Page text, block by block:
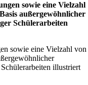
sowie eine Vielzahl
außergewöhnlicher
Schülerarbeiten
sowie eine Vielzahl von
illustriert